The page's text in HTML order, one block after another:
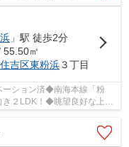
」駅 徒歩2分
55.50㎡
吉区東粉浜３丁目
ーション済◆南海本線「粉
２LDK！◆眺望良好な上層